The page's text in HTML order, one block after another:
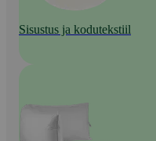
Sisustus ja kodutekstiil